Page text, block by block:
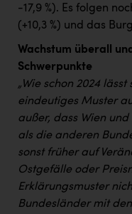
-17,9 %). Es folgen
(+10,3 %) und das
Wachstum überall
Schwerpunkte
„Wie schon 2024
eindeutiges Muster
außer, dass Wien
als die anderen
sonst früher auf
Ostgefälle oder
Erklärungsmuster
Bundesländer mit